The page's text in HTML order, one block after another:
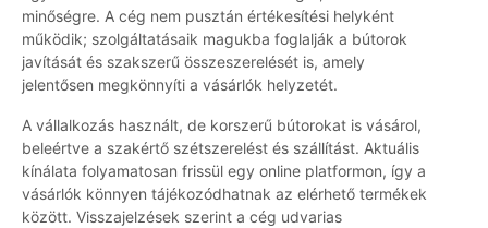
minőségre. A cég nem pusztán értékesítési helyként
működik; szolgáltatásaik magukba foglalják a bútorok
javítását és szakszerű összeszerelését is, amely
jelentősen megkönnyíti a vásárlók helyzetét.
A vállalkozás használt, de korszerű bútorokat is vásárol,
beleértve a szakértő szétszerelést és szállítást. Aktuális
kínálata folyamatosan frissül egy online platformon, így a
vásárlók könnyen tájékozódhatnak az elérhető termékek
között. Visszajelzések szerint a cég udvarias